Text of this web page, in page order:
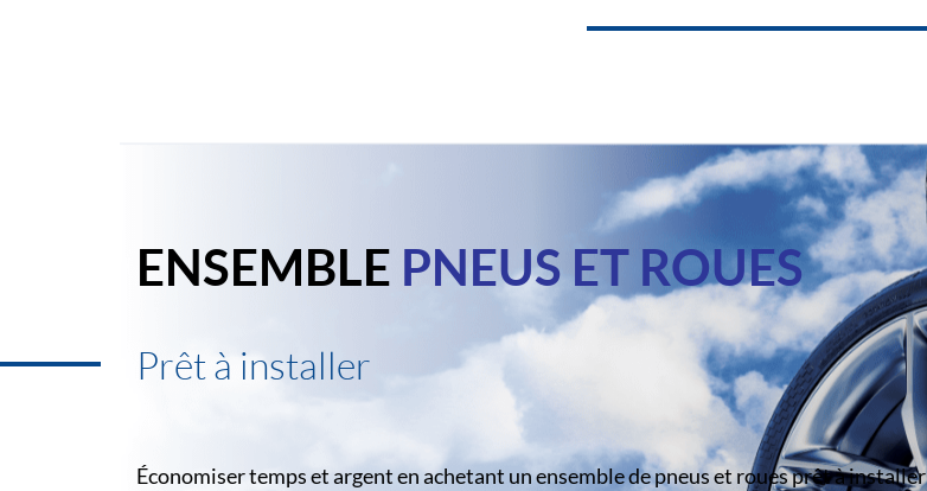
ENSEMBLE PNEUS ET ROUES
Prêt à installer
Économiser temps et argent en achetant un ensemble de pneus et roues prêt à installer